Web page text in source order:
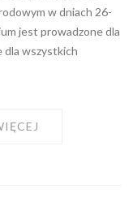
w dniach 26-
jest prowadzone dla
wszystkich